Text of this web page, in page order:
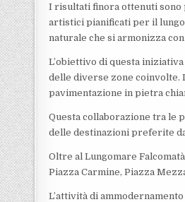
I risultati finora ottenuti sono
artistici pianificati per il
naturale che si armonizza
L’obiettivo di questa
delle diverse zone coinvolte.
pavimentazione in pietra
Questa collaborazione tra le
delle destinazioni preferite
Oltre al Lungomare
Piazza Carmine, Piazza
L’attività di